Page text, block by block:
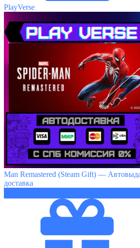
PlayVerse
Man Remastered (Steam Gift) —
доставка